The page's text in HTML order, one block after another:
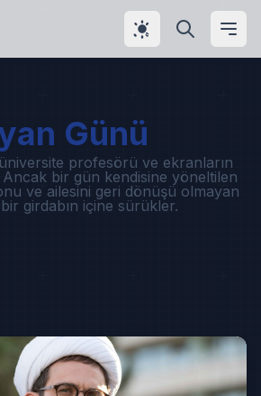
Günü
profesörü ve ekranların
bir gün kendisine yöneltilen
ve ailesini geri dönüşü olmayan
girdabın içine sürükler.